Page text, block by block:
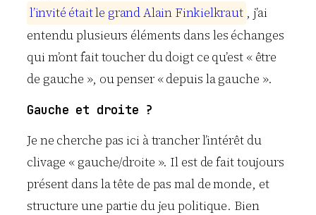
l’invité étaitle grandAlain Finkielkraut , j’ai
entendu plusieurs éléments dans les échanges
qui m’ont fait toucher du doigt ce qu’est « être
de gauche », ou penser « depuis la gauche ».
Gauche et droite ?
Je ne cherche pas ici à trancher l’intérêt du
clivage « gauche/droite ». Il est de fait toujours
présent dans la tête de pas mal de monde, et
structure une partie du jeu politique. Bien